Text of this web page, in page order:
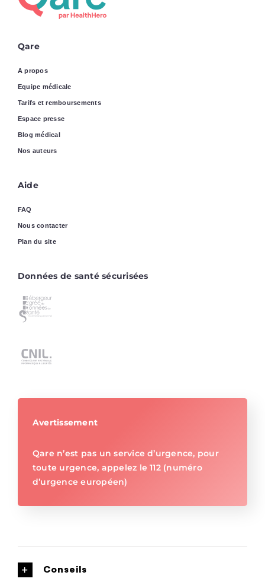
Qare
A propos
Equipe médicale
Tarifs et remboursements
Espace presse
Blog médical
Nos auteurs
Aide
FAQ
Nous contacter
Plan du site
Données de santé sécurisées
Avertissement
Qare n’est pas un service d’urgence, pour
toute urgence, appelez le 112 (numéro
d’urgence européen)
Conseils